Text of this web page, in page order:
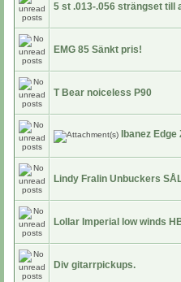
5 st .013-.056 strängset till
EMG 85 Sänkt pris!
T Bear noiceless P90
Ibanez
Lindy Fralin Unbuckers
Lollar Imperial low winds
Div gitarrpickups.